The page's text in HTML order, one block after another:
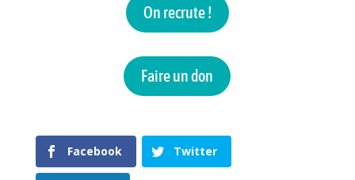
On recrute !
Faire un don
Facebook Twitter